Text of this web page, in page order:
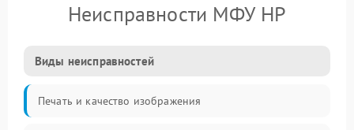
Неисправности МФУ HP
Виды неисправностей
Печать и качество изображения